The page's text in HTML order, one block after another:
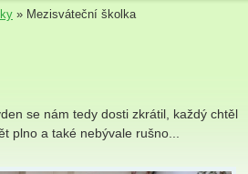
» Mezisváteční školka
se nám tedy dosti zkrátil, každý chtěl
plno a také nebývale rušno...